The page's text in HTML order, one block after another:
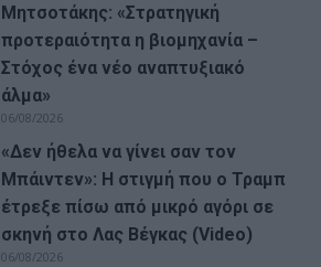
Μητσοτάκης: «Στρατηγική
προτεραιότητα η βιομηχανία –
Στόχος ένα νέο αναπτυξιακό
άλμα»
06/08/2026
«Δεν ήθελα να γίνει σαν τον
Μπάιντεν»: Η στιγμή που ο Τραμπ
έτρεξε πίσω από μικρό αγόρι σε
σκηνή στο Λας Βέγκας (Video)
06/08/2026